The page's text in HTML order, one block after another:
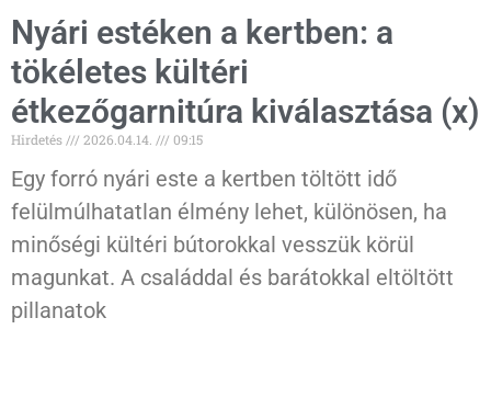
Nyári estéken a kertben: a
tökéletes kültéri
étkezőgarnitúra kiválasztása (x)
Hirdetés 2026.04.14. 09:15
Egy forró nyári este a kertben töltött idő
felülmúlhatatlan élmény lehet, különösen, ha
minőségi kültéri bútorokkal vesszük körül
magunkat. A családdal és barátokkal eltöltött
pillanatok